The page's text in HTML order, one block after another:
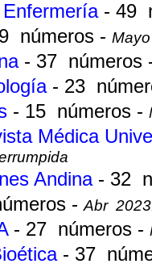
- 49
números -
- 37 números
- 23
- 15 números -
Médica
Andina - 32
-Abr
- 27 números -
- 37